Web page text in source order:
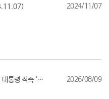
2024/11/07
[동문소식] 김태유 명예교수님(70학번), 대통령 직속 `규제합리화위원회 부위원장` 위촉
2026/08/09